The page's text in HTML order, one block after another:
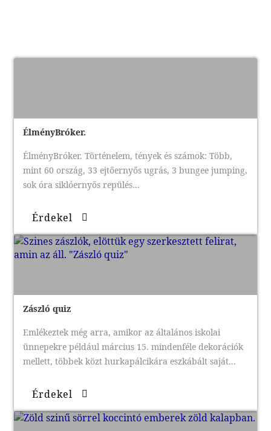
ÉlményBróker.
ÉlményBróker. Történelem, tények és számok: Több,
mint 60 ország, 33 ejtőernyős ugrás, 3 bungee jumping,
sok óra siklóernyős repülés...
Érdekel
Zászló quiz
Emlékeztek még arra, amikor az általános iskolai
ünnepekre például március 15. mindenféle dekorációk
mellett, többek közt hurkapálcikára eszkábált saját...
Érdekel